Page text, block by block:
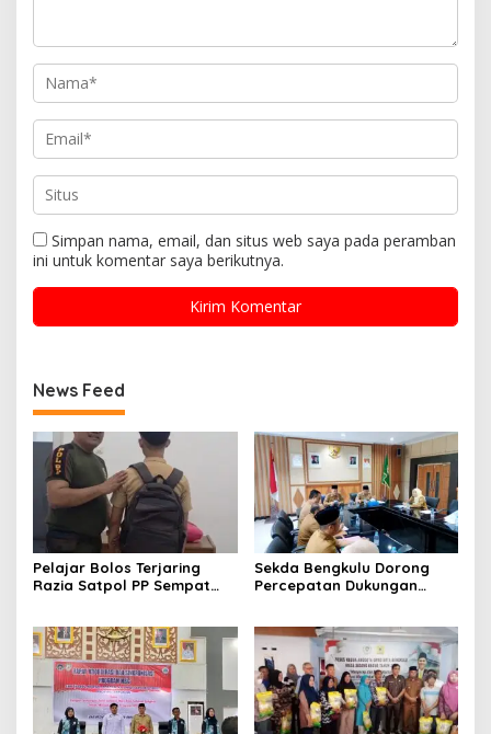
Simpan nama, email, dan situs web saya pada peramban
ini untuk komentar saya berikutnya.
News Feed
Pelajar Bolos Terjaring
Razia Satpol PP Sempat
Sekda Bengkulu Dorong
Percepatan Dukungan
Regional